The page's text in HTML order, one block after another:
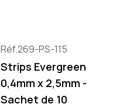
Réf.269-PS-115
Strips Evergreen
0,4mm x 2,5mm -
Sachet de 10